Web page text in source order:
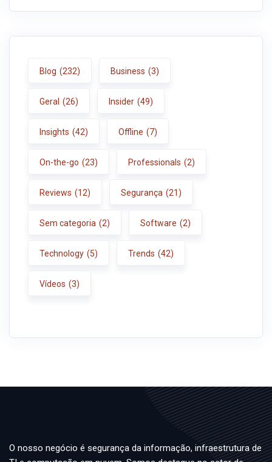
Blog (232) Business (3)
Geral (26) Insider (49)
Insights (42) Offline (7)
On-the-go (23) Professionals (2)
Reviews (12) Segurança (21)
Sem categoria (2) Software (2)
Technology (5) Trends (42)
Vídeos (3)
O nosso negócio é segurança da informação, infraestrutura de